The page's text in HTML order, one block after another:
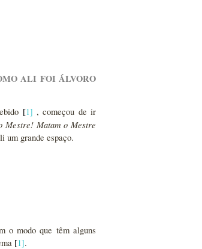
ALI FOI ÁLVORO
[1] , começou de ir
Mestre! Matam o Mestre
um grande espaço.
o modo que têm alguns
[1].